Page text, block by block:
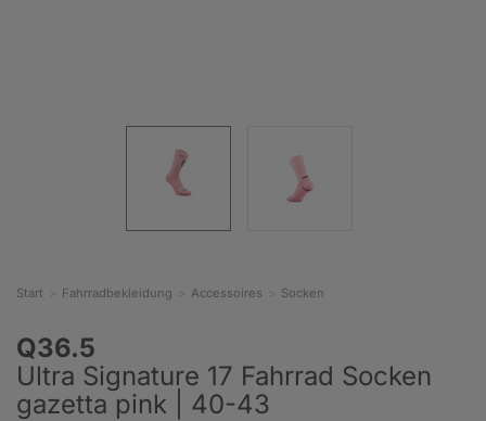
Start Fahrradbekleidung Accessoires Socken
Q36.5
Ultra Signature 17 Fahrrad Socken
gazetta pink | 40-43